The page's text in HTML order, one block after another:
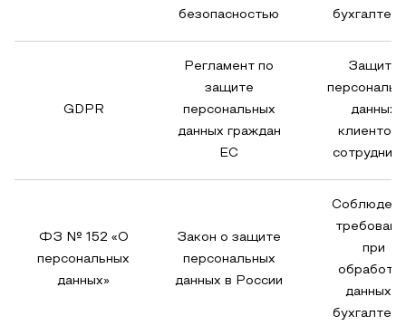
безопасностью
GDPR
Регламент по
защите
персональных
данных граждан
ЕС
Защита
данных
клиентов
ФЗ № 152 «О
персональных
данных»
Закон о защите
персональных
данных в России
при
данных в